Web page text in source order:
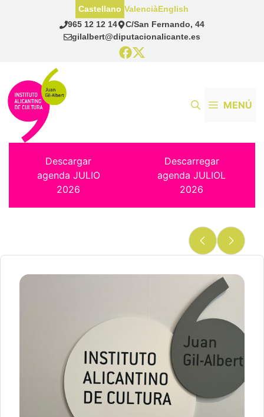
965 12 12 14
C/San Fernando, 44
gilalbert@diputacionalicante.es
Castellano ValenciàEnglish
MENÚ
Descargar
agenda JULIO
2026
Descarregar
agenda JULIOL
2026